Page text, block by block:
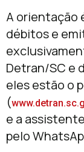
A orientação
débitos e
Detran/SC e
eles estão o
(
e a
pelo